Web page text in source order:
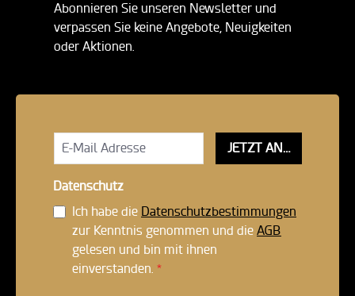
Abonnieren Sie unseren Newsletter und
verpassen Sie keine Angebote, Neuigkeiten
oder Aktionen.
JETZT ANMELDEN!
Datenschutz
Ich habe die Datenschutzbestimmungen
zur Kenntnis genommen und die AGB
gelesen und bin mit ihnen
einverstanden. *